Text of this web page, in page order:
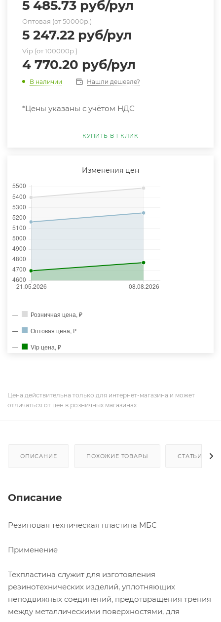
5 485.73 руб/рул
Оптовая (от 50000р.)
5 247.22 руб/рул
Vip (от 100000р.)
4 770.20 руб/рул
В наличии Нашли дешевле?
*Цены указаны с учётом НДС
КУПИТЬ В 1 КЛИК
Изменения цен
Розничная цена, ₽
Оптовая цена, ₽
Vip цена, ₽
Цена действительна только для интернет-магазина и может
отличаться от цен в розничных магазинах
ОПИСАНИЕ ПОХОЖИЕ ТОВАРЫ СТАТЬИ
Описание
Резиновая техническая пластина МБС
Применение
Техпластина служит для изготовления
резинотехнических изделий, уплотняющих
неподвижных соединений, предотвращения трения
между металлическими поверхностями, для